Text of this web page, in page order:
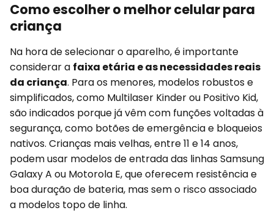
Como escolher o melhor celular para
criança
Na hora de selecionar o aparelho, é importante
considerar a faixa etária e as necessidades reais
da criança. Para os menores, modelos robustos e
simplificados, como Multilaser Kinder ou Positivo Kid,
são indicados porque já vêm com funções voltadas à
segurança, como botões de emergência e bloqueios
nativos. Crianças mais velhas, entre 11 e 14 anos,
podem usar modelos de entrada das linhas Samsung
Galaxy A ou Motorola E, que oferecem resistência e
boa duração de bateria, mas sem o risco associado
a modelos topo de linha.